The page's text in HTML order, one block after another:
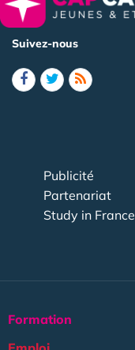
Suivez-nous
Publicité
Partenariat
Study in France
Formation